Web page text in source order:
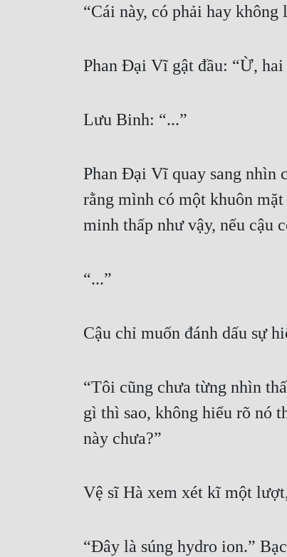
“Cái này, có phải hay
Phan Đại Vĩ gật đầu: “Ừ,
Lưu Binh: “...”
Phan Đại Vĩ quay sang nhìn
rằng mình có một khuôn
minh thấp như vậy, nếu cậu
“...”
Cậu chỉ muốn đánh dấu sự
“Tôi cũng chưa từng nhìn
gì thì sao, không hiểu rõ nó
này chưa?”
Vệ sĩ Hà xem xét kĩ một
“Đây là súng hydro ion.”